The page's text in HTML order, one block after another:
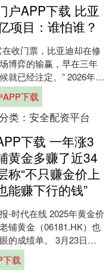
户APP下载 比亚
项目：谁怕谁？
在收门票，比亚迪却在修
博弈的输赢，早在三年
就已经注定。” 2026年3
闷棍试图敲开比亚迪的
....
下载
类： 安全配资平台
下载 一年涨3
黄金多赚了近34
称“不只赚金价上
能赚下行的钱”
-时代在线 2025年黄金价
铺黄金（06181.HK）也
的成绩单。 3月23日，
年业绩报告，期内
下载